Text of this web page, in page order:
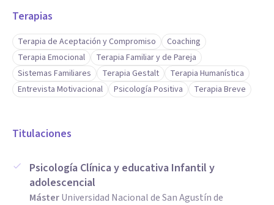
Terapias
Terapia de Aceptación y Compromiso
Coaching
Terapia Emocional
Terapia Familiar y de Pareja
Sistemas Familiares
Terapia Gestalt
Terapia Humanística
Entrevista Motivacional
Psicología Positiva Terapia Breve
Titulaciones
Psicología Clínica y educativa Infantil y
adolescencial
MásterUniversidad Nacional de San Agustín de